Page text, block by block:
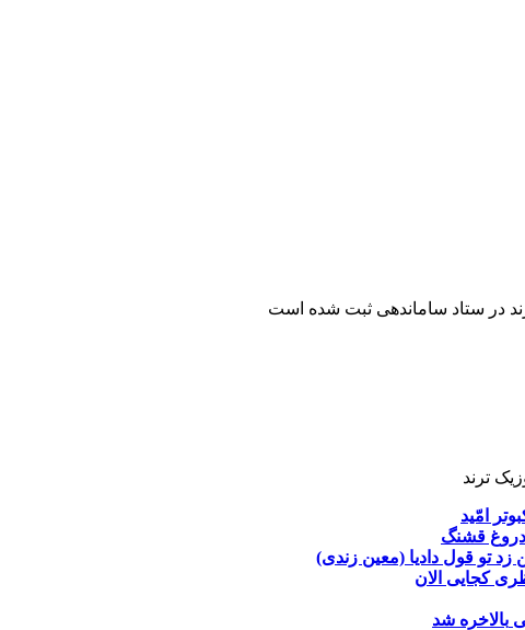
در ستاد ساماندهی ثبت شده است
ترند
امّید
دروغ قشنگ
زدتو قول دادیا (معین زندی)
کجایی الان
بالاخره شد